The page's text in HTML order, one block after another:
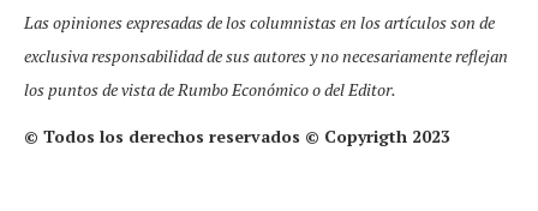
Las opiniones expresadas de los columnistas en los artículos son de
exclusiva responsabilidad de sus autores y no necesariamente reflejan
los puntos de vista de Rumbo Económico o del Editor.
© Todos los derechos reservados © Copyrigth 2023